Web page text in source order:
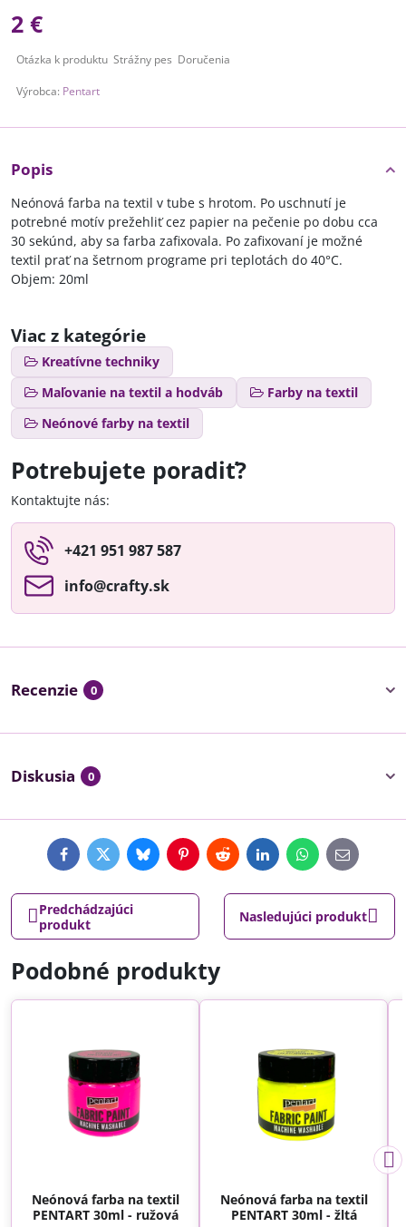
2 €
Otázka k produktu Strážny pes Doručenia
Výrobca: Pentart
Popis
Neónová farba na textil v tube s hrotom. Po uschnutí je
potrebné motív prežehliť cez papier na pečenie po dobu cca
30 sekúnd, aby sa farba zafixovala. Po zafixovaní je možné
textil prať na šetrnom programe pri teplotách do 40°C.
Objem: 20ml
Viac z kategórie
Kreatívne techniky
Maľovanie na textil a hodváb
Farby na textil
Neónové farby na textil
Potrebujete poradiť?
Kontaktujte nás:
+421 951 987 587
info​@crafty​.sk
Recenzie 0
Diskusia 0
FacebookTwitterBlueskyPinterestRedditLinkedInWhatsApp
E-
mail
Predchádzajúci
produkt
Nasledujúci produkt
Podobné produkty
Neónová farba na textil
PENTART 30ml - ružová
Neónová farba na textil
PENTART 30ml - žltá